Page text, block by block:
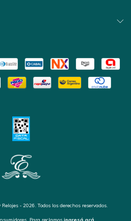
- 2026. Todos los derechos reservados.
Para reclamos ingresá acá.